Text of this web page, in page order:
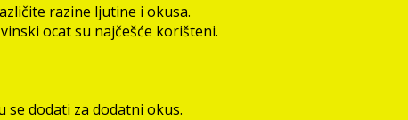
razine ljutine i okusa.
ocat su najčešće korišteni.
dodati za dodatni okus.